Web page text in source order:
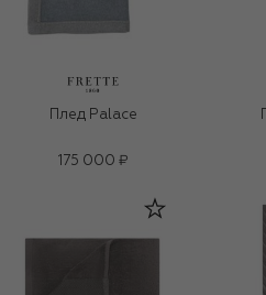
Плед Palace
175 000 ₽